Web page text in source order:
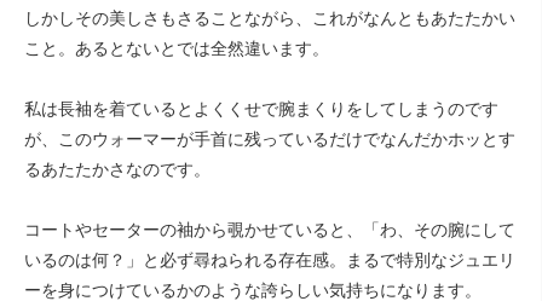
しかしその美しさもさることながら、これがなんともあたたかい
こと。あるとないとでは全然違います。
私は長袖を着ているとよくくせで腕まくりをしてしまうのです
が、このウォーマーが手首に残っているだけでなんだかホッとす
るあたたかさなのです。
コートやセーターの袖から覗かせていると、「わ、その腕にして
いるのは何？」と必ず尋ねられる存在感。まるで特別なジュエリ
ーを身につけているかのような誇らしい気持ちになります。